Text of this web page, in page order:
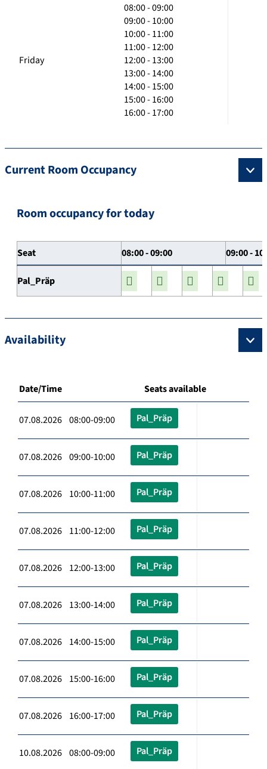
Friday
08:00 - 09:00
09:00 - 10:00
10:00 - 11:00
11:00 - 12:00
12:00 - 13:00
13:00 - 14:00
14:00 - 15:00
15:00 - 16:00
16:00 - 17:00
Current Room Occupancy
Room occupancy for today
Seat 08:00 - 09:00 09:00 -
Pal_Präp
Availability
Date/Time Seats available
07.08.2026 08:00-09:00 Pal_Präp
07.08.2026 09:00-10:00 Pal_Präp
07.08.2026 10:00-11:00 Pal_Präp
07.08.2026 11:00-12:00 Pal_Präp
07.08.2026 12:00-13:00 Pal_Präp
07.08.2026 13:00-14:00 Pal_Präp
07.08.2026 14:00-15:00 Pal_Präp
07.08.2026 15:00-16:00 Pal_Präp
07.08.2026 16:00-17:00 Pal_Präp
10.08.2026 08:00-09:00 Pal_Präp